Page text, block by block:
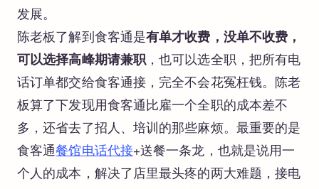
发展。
陈老板了解到食客通是有单才收费，没单不收费，
可以选择高峰期请兼职，也可以选全职，把所有电
话订单都交给食客通接，完全不会花冤枉钱。陈老
板算了下发现用食客通比雇一个全职的成本差不
多，还省去了招人、培训的那些麻烦。最重要的是
食客通餐馆电话代接+送餐一条龙，也就是说用一
个人的成本，解决了店里最头疼的两大难题，接电